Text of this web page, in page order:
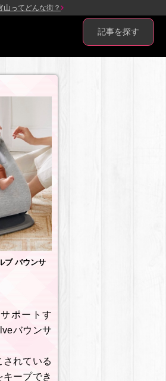
山ってどんな街？
ブ バウンサ
ポートす
バウンサ
されている
ープでき
記事を探す